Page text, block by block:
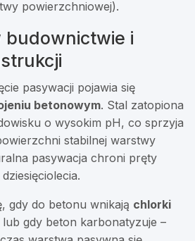
powierzchniowej).
budownictwie i
pasywacji pojawia się
betonowym. Stal zatopiona
o wysokim pH, co sprzyja
stabilnej warstwy
pasywacja chroni pręty
gdy do betonu wnikają chlorki
gdy beton karbonatyzuje –